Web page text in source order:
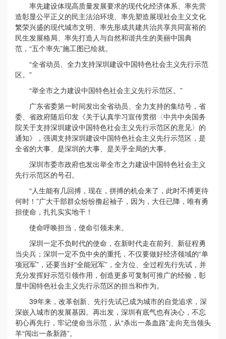
率先建设体现高质量发展要求的现代化经济体系、率先营
造彰显公平正义的民主法治环境、率先塑造展现社会主义文化
繁荣兴盛的现代城市文明、率先形成共建共治共享共同富裕的
民生发展格局、率先打造人与自然和谐共生的美丽中国典
范，“五个率先”施工图已绘就。
“全省动员、全力支持深圳建设中国特色社会主义先行示范
区。”
“举全市之力建设中国特色社会主义先行示范区。”
广东省委第一时间发出全省动员、全力支持的集结号，省
委、省政府随后印发《关于认真学习宣传贯彻〈中共中央国务
院关于支持深圳建设中国特色社会主义先行示范区的意见〉的
通知》，强调支持深圳建设中国特色社会主义先行示范区，是
全省的大事、是深圳的大事、是关乎全局的大事。
深圳市委市政府也发出举全市之力建设中国特色社会主义
先行示范区的号召。
“人生能有几回搏，现在，拼搏的机会来了，此时不搏更待
何时！”广大干部群众纷纷撸起袖子，因为，大任已降，唯有勇
担使命，扎扎实实地干！
使命呼唤担当，使命引领未来。
深圳一定不负时代的使命，在新时代走在前列、新征程勇
当尖兵；深圳一定不负中央的重托，不仅要做好经济领域的“单
项冠军”，还要当好“全能冠军”，全方位、全过程先行先试，并
充分发挥好示范引领作用，创造更多可复制可推广的经验，彰
显中国特色社会主义先行示范区的担当和作为。
39年来，改革创新、先行先试已成为城市的自觉追求，深
深嵌入城市的发展基因。再出发，深圳有底气也有决心，不忘
初心再先行，牢记使命当示范，从“杀出一条血路”走向充当领头
羊“闯出一条新路”。